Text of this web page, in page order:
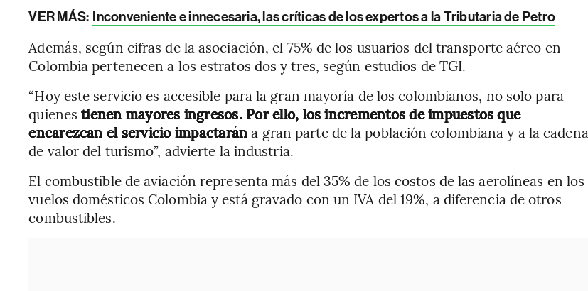
VER MÁS: Inconveniente e innecesaria, las críticas de los expertos a la Tributaria de Petro
Además, según cifras de la asociación, el 75% de los usuarios del transporte aéreo en
Colombia pertenecen a los estratos dos y tres, según estudios de TGI.
“Hoy este servicio es accesible para la gran mayoría de los colombianos, no solo para
quienestienen mayores ingresos. Por ello, los incrementos de impuestos que
encarezcan el servicio impactarána gran parte de la población colombiana y a la cadena
de valor del turismo”, advierte la industria.
El combustible de aviación representa más del 35% de los costos de las aerolíneas en los
vuelos domésticos Colombia y está gravado con un IVA del 19%, a diferencia de otros
combustibles.